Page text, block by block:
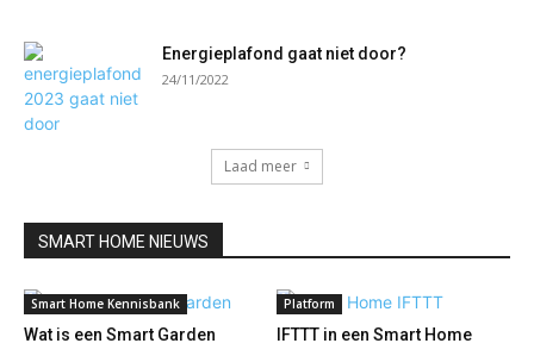
Energieplafond gaat niet door?
24/11/2022
Laad meer
SMART HOME NIEUWS
Smart Home Kennisbank
Wat is een Smart Garden
Platform
IFTTT in een Smart Home